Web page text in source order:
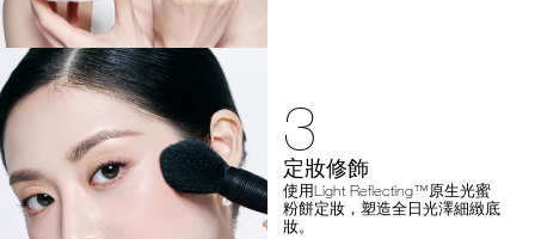
3
定妝修飾
使用Light Reflecting™原生光蜜
粉餅定妝，塑造全日光澤細緻底
妝。